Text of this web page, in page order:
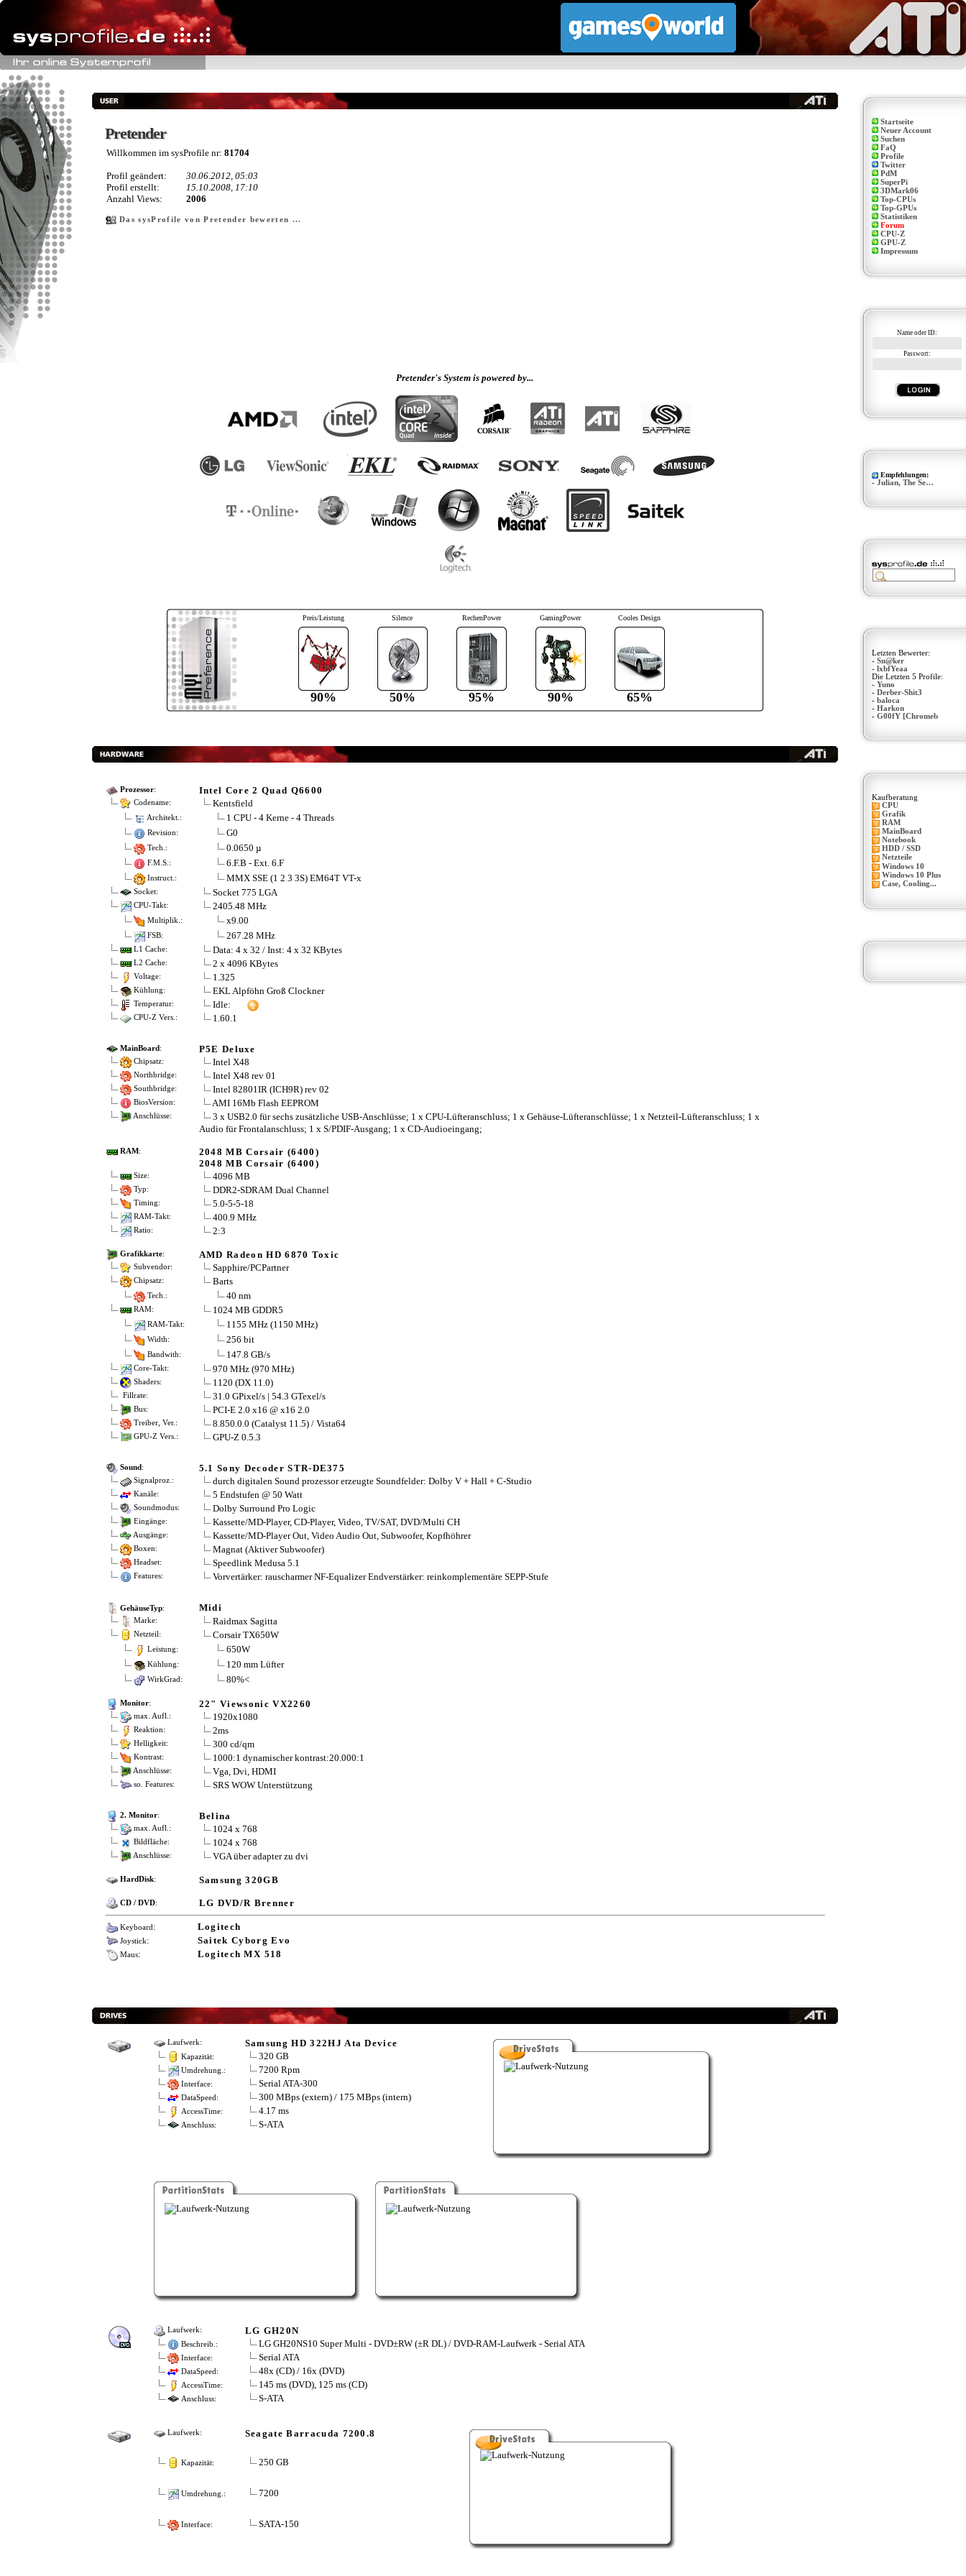
Pretender
Pretender
Willkommen im sysProfile nr: 81704
Profil geändert:
30.06.2012, 05:03
Profil erstellt:
15.10.2008, 17:10
Anzahl Views:
2006
Das sysProfile von Pretender bewerten ...
Pretender's System is powered by...
Preis/Leistung
90%
Silence
50%
RechenPower
95%
GamingPower
90%
Cooles Design
65%
Prozessor: Intel Core 2 Quad Q6600
Codename: Kentsfield
Architekt.: 1 CPU - 4 Kerne - 4 Threads
Revision: G0
Tech.: 0.0650 µ
F.M.S.: 6.F.B - Ext. 6.F
Instruct.: MMX SSE (1 2 3 3S) EM64T VT-x
Socket: Socket 775 LGA
CPU-Takt: 2405.48 MHz
Multiplik.: x9.00
FSB: 267.28 MHz
L1 Cache: Data: 4 x 32 / Inst: 4 x 32 KBytes
L2 Cache: 2 x 4096 KBytes
Voltage: 1.325
Kühlung: EKL Alpföhn Groß Clockner
Temperatur: Idle:
CPU-Z Vers.: 1.60.1
MainBoard: P5E Deluxe
Chipsatz: Intel X48
Northbridge: Intel X48 rev 01
Southbridge: Intel 82801IR (ICH9R) rev 02
BiosVersion: AMI 16Mb Flash EEPROM
Anschlüsse:
3 x USB2.0 für sechs zusätzliche USB-Anschlüsse; 1 x CPU-Lüfteranschluss; 1 x Gehäuse-Lüfteranschlüsse; 1 x Netzteil-Lüfteranschluss; 1 x
Audio für Frontalanschluss; 1 x S/PDIF-Ausgang; 1 x CD-Audioeingang;
RAM:
2048 MB Corsair (6400)
2048 MB Corsair (6400)
Size: 4096 MB
Typ: DDR2-SDRAM Dual Channel
Timing: 5.0-5-5-18
RAM-Takt: 400.9 MHz
Ratio: 2:3
Grafikkarte: AMD Radeon HD 6870 Toxic
Subvendor: Sapphire/PCPartner
Chipsatz: Barts
Tech.: 40 nm
RAM: 1024 MB GDDR5
RAM-Takt: 1155 MHz (1150 MHz)
Width: 256 bit
Bandwith: 147.8 GB/s
Core-Takt: 970 MHz (970 MHz)
Shaders: 1120 (DX 11.0)
Fillrate: 31.0 GPixel/s | 54.3 GTexel/s
Bus: PCI-E 2.0 x16 @ x16 2.0
Treiber, Ver.: 8.850.0.0 (Catalyst 11.5) / Vista64
GPU-Z Vers.: GPU-Z 0.5.3
Sound: 5.1 Sony Decoder STR-DE375
Signalproz.: durch digitalen Sound prozessor erzeugte Soundfelder: Dolby V + Hall + C-Studio
Kanäle: 5 Endstufen @ 50 Watt
Soundmodus: Dolby Surround Pro Logic
Eingänge: Kassette/MD-Player, CD-Player, Video, TV/SAT, DVD/Multi CH
Ausgänge: Kassette/MD-Player Out, Video Audio Out, Subwoofer, Kopfhöhrer
Boxen: Magnat (Aktiver Subwoofer)
Headset: Speedlink Medusa 5.1
Features: Vorvertärker: rauscharmer NF-Equalizer Endverstärker: reinkomplementäre SEPP-Stufe
GehäuseTyp: Midi
Marke: Raidmax Sagitta
Netzteil: Corsair TX650W
Leistung: 650W
Kühlung: 120 mm Lüfter
WirkGrad: 80%<
Monitor: 22" Viewsonic VX2260
max. Aufl.: 1920x1080
Reaktion: 2ms
Helligkeit: 300 cd/qm
Kontrast: 1000:1 dynamischer kontrast:20.000:1
Anschlüsse: Vga, Dvi, HDMI
so. Features: SRS WOW Unterstützung
2. Monitor: Belina
max. Aufl.: 1024 x 768
Bildfläche: 1024 x 768
Anschlüsse: VGA über adapter zu dvi
HardDisk: Samsung 320GB
CD / DVD: LG DVD/R Brenner
Keyboard: Logitech
Joystick: Saitek Cyborg Evo
Maus: Logitech MX 518
Laufwerk: Samsung HD 322HJ Ata Device
Kapazität: 320 GB
Umdrehung.: 7200 Rpm
Interface: Serial ATA-300
DataSpeed: 300 MBps (extern) / 175 MBps (intern)
AccessTime: 4.17 ms
Anschluss: S-ATA
Laufwerk: LG GH20N
Beschreib.: LG GH20NS10 Super Multi - DVD±RW (±R DL) / DVD-RAM-Laufwerk - Serial ATA
Interface: Serial ATA
DataSpeed: 48x (CD) / 16x (DVD)
AccessTime: 145 ms (DVD), 125 ms (CD)
Anschluss: S-ATA
Laufwerk: Seagate Barracuda 7200.8
Kapazität: 250 GB
Umdrehung.: 7200
Interface: SATA-150
Startseite
Neuer Account
Suchen
FaQ
Profile
Twitter
PdM
SuperPi
3DMark06
Top-CPUs
Top-GPUs
Statistiken
Forum
CPU-Z
GPU-Z
Impressum
Name oder ID:
Passwort:
Empfehlungen:
- Julian, The Se…
Letzten Bewerter:
- Sn@ker
- lxbfYeaa
Die Letzten 5 Profile:
- Yuno
- Derber-Shit3
- baloca
- Harkon
- G00fY [Chromeb
Kaufberatung
CPU
Grafik
RAM
MainBoard
Notebook
HDD / SSD
Netzteile
Windows 10
Windows 10 Plus
Case, Cooling...